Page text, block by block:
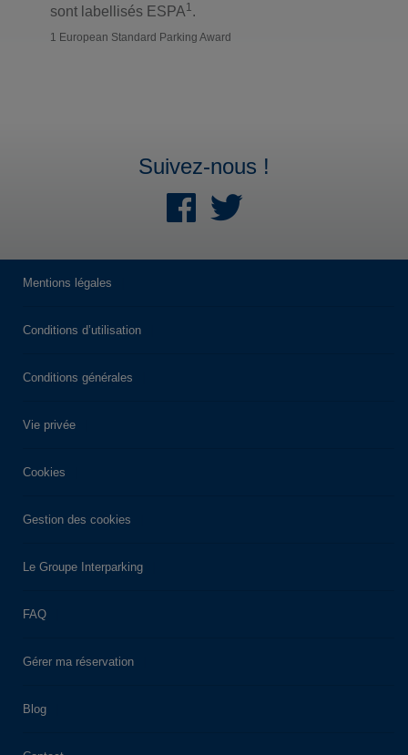
sont labellisés ESPA1.
1 European Standard Parking Award
Suivez-nous !
Mentions légales
Conditions d’utilisation
Conditions générales
Vie privée
Cookies
Gestion des cookies
Le Groupe Interparking
FAQ
Gérer ma réservation
Blog